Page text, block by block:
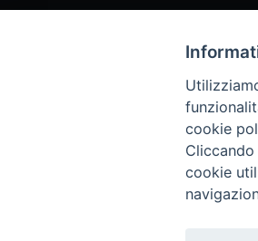
Chi siamo
Servizio Clienti
Archivio rivista
cookie
cookie